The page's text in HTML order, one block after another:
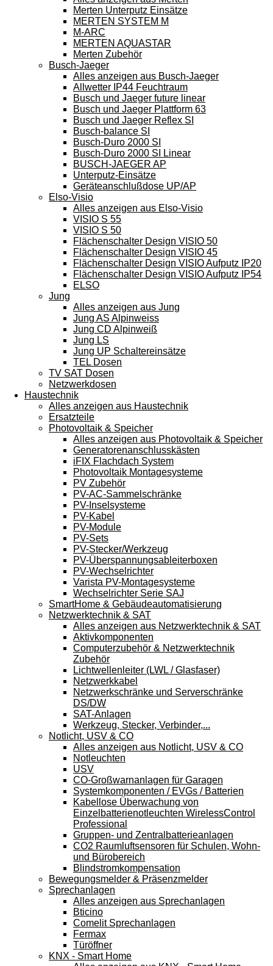
Merten Unterputz Einsätze
MERTEN SYSTEM M
M-ARC
MERTEN AQUASTAR
Merten Zubehör
Busch-Jaeger
Alles anzeigen aus Busch-Jaeger
Allwetter IP44 Feuchtraum
Busch und Jaeger future linear
Busch und Jaeger Plattform 63
Busch und Jaeger Reflex SI
Busch-balance SI
Busch-Duro 2000 SI
Busch-Duro 2000 SI Linear
BUSCH-JAEGER AP
Unterputz-Einsätze
Geräteanschlußdose UP/AP
Elso-Visio
Alles anzeigen aus Elso-Visio
VISIO S 55
VISIO S 50
Flächenschalter Design VISIO 50
Flächenschalter Design VISIO 45
Flächenschalter Design VISIO Aufputz IP20
Flächenschalter Design VISIO Aufputz IP54
ELSO
Jung
Alles anzeigen aus Jung
Jung AS Alpinweiss
Jung CD Alpinweiß
Jung LS
Jung UP Schaltereinsätze
TEL Dosen
TV SAT Dosen
Netzwerkdosen
Haustechnik
Alles anzeigen aus Haustechnik
Ersatzteile
Photovoltaik & Speicher
Alles anzeigen aus Photovoltaik & Speicher
Generatorenanschlusskästen
iFIX Flachdach System
Photovoltaik Montagesysteme
PV Zubehör
PV-AC-Sammelschränke
PV-Inselsysteme
PV-Kabel
PV-Module
PV-Sets
PV-Stecker/Werkzeug
PV-Überspannungsableiterboxen
PV-Wechselrichter
Varista PV-Montagesysteme
Wechselrichter Serie SAJ
SmartHome & Gebäudeautomatisierung
Netzwerktechnik & SAT
Alles anzeigen aus Netzwerktechnik & SAT
Aktivkomponenten
Computerzubehör & Netzwerktechnik
Zubehör
Lichtwellenleiter (LWL / Glasfaser)
Netzwerkkabel
Netzwerkschränke und Serverschränke
DS/DW
SAT-Anlagen
Werkzeug, Stecker, Verbinder,...
Notlicht, USV & CO
Alles anzeigen aus Notlicht, USV & CO
Notleuchten
USV
CO-Großwarnanlagen für Garagen
Systemkomponenten / EVGs / Batterien
Kabellose Überwachung von
Einzelbatterienotleuchten WirelessControl
Professional
Gruppen- und Zentralbatterieanlagen
CO2 Raumluftsensoren für Schulen, Wohn-
und Bürobereich
Blindstromkompensation
Bewegungsmelder & Präsenzmelder
Sprechanlagen
Alles anzeigen aus Sprechanlagen
Bticino
Comelit Sprechanlagen
Fermax
Türöffner
KNX - Smart Home